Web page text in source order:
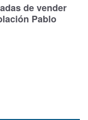
de vender
Pablo